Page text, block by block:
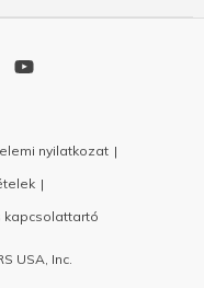
nyilatkozat
kapcsolattartó
USA, Inc.